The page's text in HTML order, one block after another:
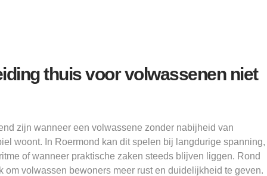
thuis voor volwassenen niet
zijn wanneer een volwassene zonder nabijheid van
woont. In Roermond kan dit spelen bij langdurige spanning,
of wanneer praktische zaken steeds blijven liggen. Rond
om volwassen bewoners meer rust en duidelijkheid te geven.